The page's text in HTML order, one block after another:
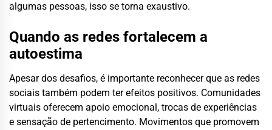
algumas pessoas, isso se torna exaustivo.
Quando as redes fortalecem a
autoestima
Apesar dos desafios, é importante reconhecer que as redes
sociais também podem ter efeitos positivos. Comunidades
virtuais oferecem apoio emocional, trocas de experiências
e sensação de pertencimento. Movimentos que promovem